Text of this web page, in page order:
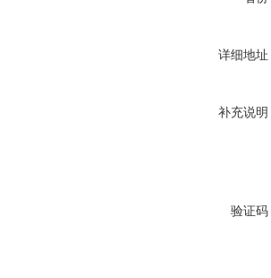
详细地址
补充说明
验证码